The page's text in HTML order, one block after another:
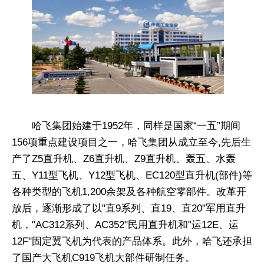
哈飞集团始建于1952年，同样是国家“一五”期间
156项重点建设项目之一，哈飞集团从成立至今,先后生
产了Z5直升机、Z6直升机、Z9直升机、轰五、水轰
五、Y11型飞机、Y12型飞机、EC120型直升机(部件)等
各种类型的飞机1,200余架及各种航空零部件。改革开
放后，逐渐形成了以"直9系列、直19、直20"军用直升
机，"AC312系列、AC352"民用直升机和"运12E、运
12F"固定翼飞机为代表的产品体系。此外，哈飞还承担
了国产大飞机C919飞机大部件研制任务。